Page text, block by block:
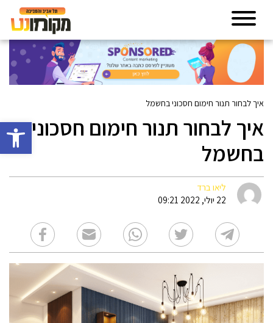
פתח
איך לבחור תנור חימום חסכוני בחשמל
איך לבחור תנור חימום חסכוני
בחשמל
ליאו ברד
22 יולי, 2022 09:21